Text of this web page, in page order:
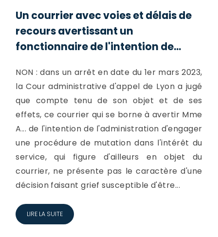
Un courrier avec voies et délais de
recours avertissant un
fonctionnaire de l'intention de...
NON : dans un arrêt en date du 1er mars 2023,
la Cour administrative d'appel de Lyon a jugé
que compte tenu de son objet et de ses
effets, ce courrier qui se borne à avertir Mme
A... de l'intention de l'administration d'engager
une procédure de mutation dans l'intérêt du
service, qui figure d'ailleurs en objet du
courrier, ne présente pas le caractère d'une
décision faisant grief susceptible d'être...
LIRE LA SUITE